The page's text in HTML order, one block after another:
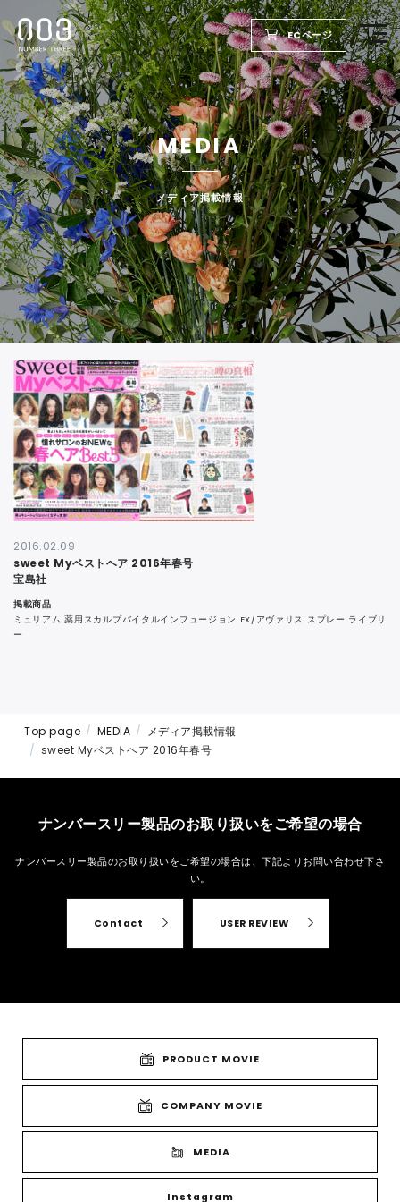
ECページ
MEDIA
メディア掲載情報
2016.02.09
sweet Myベストヘア 2016年春号
宝島社
掲載商品
ミュリアム 薬用スカルプバイタルインフュージョン EX/アヴァリス スプレー ライブリ
ー
Top page MEDIA
メディア掲載情報
sweet Myベストヘア 2016年春号
ナンバースリー製品のお取り扱いをご希望の場合
ナンバースリー製品のお取り扱いをご希望の場合は、 下記よりお問い合わせ下さ
い。
Contact USER REVIEW
PRODUCT MOVIE
COMPANY MOVIE
MEDIA
Instagram
TOP
PRODUCTS
WELLBEING REPORT
FOR SALON
COMPANY
RECRUIT
CONTACT